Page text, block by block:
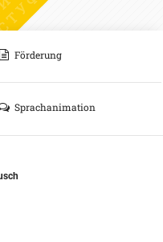
Förderung
Sprachanimation